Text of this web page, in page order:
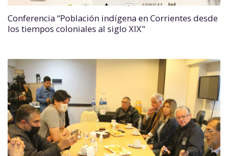
Conferencia “Población indígena en Corrientes desde
los tiempos coloniales al siglo XIX"